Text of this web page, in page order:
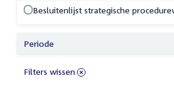
Besluitenlijst strategische
Periode
Filters wissen